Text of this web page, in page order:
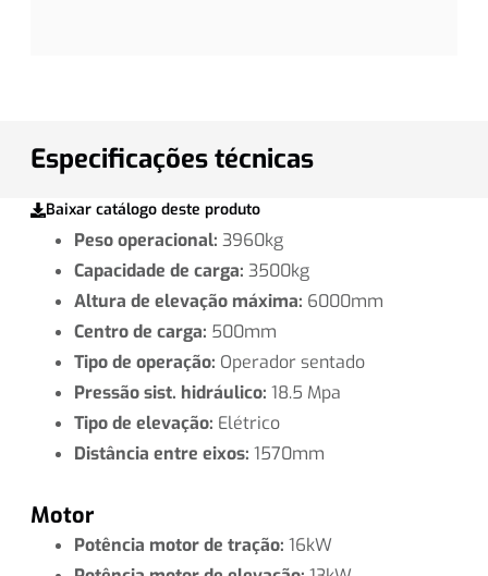
Especificações técnicas
Baixar catálogo deste produto
Peso operacional: 3960kg
Capacidade de carga: 3500kg
Altura de elevação máxima: 6000mm
Centro de carga: 500mm
Tipo de operação: Operador sentado
Pressão sist. hidráulico: 18.5 Mpa
Tipo de elevação: Elétrico
Distância entre eixos: 1570mm
Motor
Potência motor de tração: 16kW